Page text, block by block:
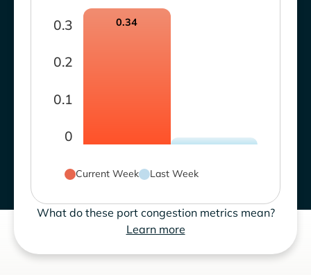
0
0.1
0.2
0.3 0.34
Current Week Last Week
What do these port congestion metrics mean?
Learn more